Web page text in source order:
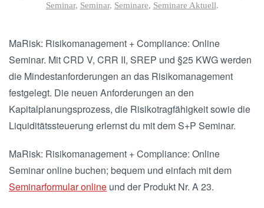
Seminar, Seminar, Seminare, Seminare Aktuell.
MaRisk: Risikomanagement + Compliance: Online
Seminar. Mit CRD V, CRR II, SREP und §25 KWG werden
die Mindestanforderungen an das Risikomanagement
festgelegt. Die neuen Anforderungen an den
Kapitalplanungsprozess, die Risikotragfähigkeit sowie die
Liquiditätssteuerung erlernst du mit dem S+P Seminar.
MaRisk: Risikomanagement + Compliance: Online
Seminar online buchen; bequem und einfach mit dem
Seminarformular online und der Produkt Nr. A 23.